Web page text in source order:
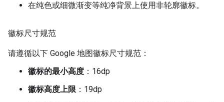
在纯色或细微渐变等纯净背景上使用非轮廓徽标。
徽标尺寸规范
请遵循以下 Google 地图徽标尺寸规范：
徽标的最小高度 ：16dp
徽标高度上限 ：19dp